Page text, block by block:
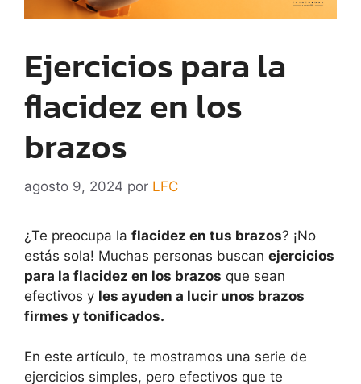
Ejercicios para la
flacidez en los
brazos
agosto 9, 2024 por LFC
¿Te preocupa la flacidez en tus brazos? ¡No
estás sola! Muchas personas buscan ejercicios
para la flacidez en los brazos que sean
efectivos y les ayuden a lucir unos brazos
firmes y tonificados.
En este artículo, te mostramos una serie de
ejercicios simples, pero efectivos que te